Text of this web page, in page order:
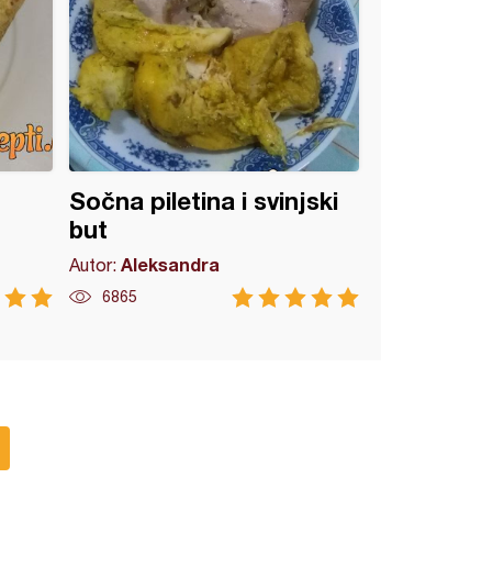
Sočna piletina i svinjski
but
Autor:Aleksandra
6865